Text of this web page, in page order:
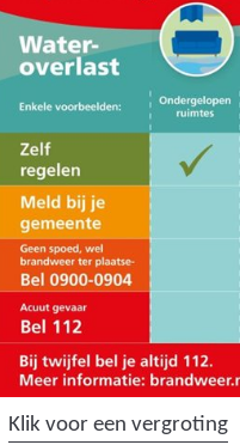
Klik voor een vergroting(